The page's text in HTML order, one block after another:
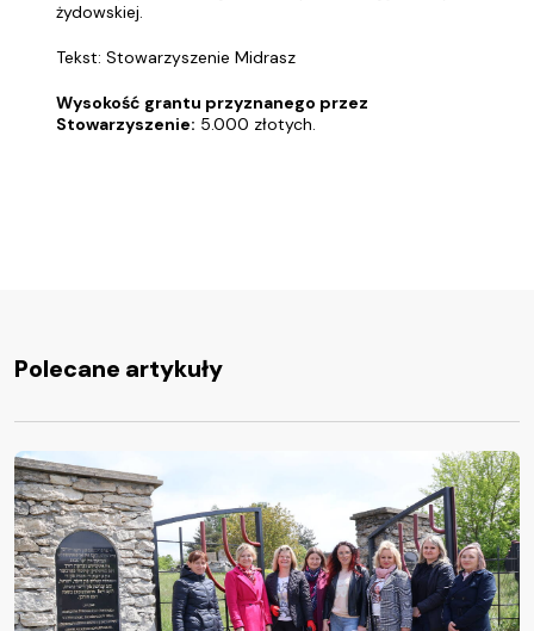
żydowskiej.
Tekst: Stowarzyszenie Midrasz
Wysokość grantu przyznanego przez
Stowarzyszenie: 5.000 złotych.
Polecane artykuły